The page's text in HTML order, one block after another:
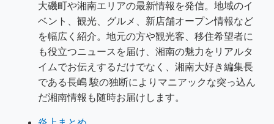
大磯町や湘南エリアの最新情報を発信。地域のイ
ベント、観光、グルメ、新店舗オープン情報など
を幅広く紹介。地元の方や観光客、移住希望者に
も役立つニュースを届け、湘南の魅力をリアルタ
イムでお伝えするだけでなく、湘南大好き編集長
である長嶋 駿の独断によりマニアックな突っ込ん
だ湘南情報も随時お届けします。